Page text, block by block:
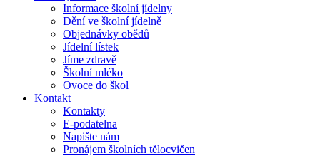
Informace školní jídelny
Dění ve školní jídelně
Objednávky obědů
Jídelní lístek
Jíme zdravě
Školní mléko
Ovoce do škol
Kontakt
Kontakty
E-podatelna
Napište nám
Pronájem školních tělocvičen